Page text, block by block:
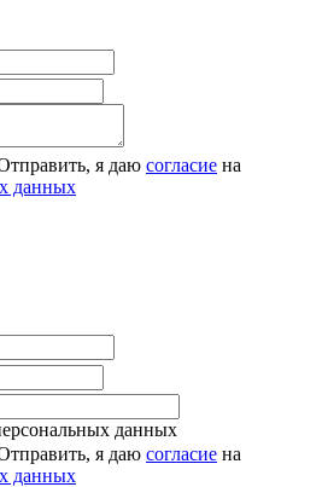
я даю согласие на
данных
данных
я даю согласие на
данных